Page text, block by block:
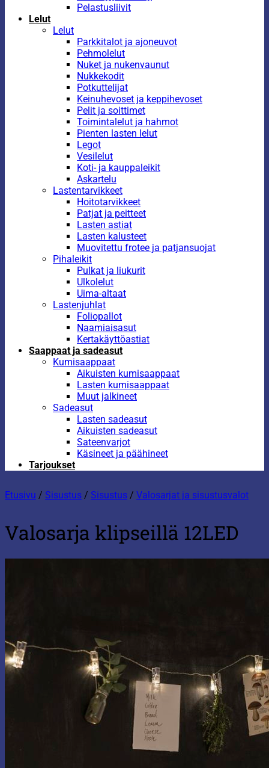
Pelastusliivit
Lelut
Lelut
Parkkitalot ja ajoneuvot
Pehmolelut
Nuket ja nukenvaunut
Nukkekodit
Potkuttelijat
Keinuhevoset ja keppihevoset
Pelit ja soittimet
Toimintalelut ja hahmot
Pienten lasten lelut
Legot
Vesilelut
Koti- ja kauppaleikit
Askartelu
Lastentarvikkeet
Hoitotarvikkeet
Patjat ja peitteet
Lasten astiat
Lasten kalusteet
Muovitettu frotee ja patjansuojat
Pihaleikit
Pulkat ja liukurit
Ulkolelut
Uima-altaat
Lastenjuhlat
Foliopallot
Naamiaisasut
Kertakäyttöastiat
Saappaat ja sadeasut
Kumisaappaat
Aikuisten kumisaappaat
Lasten kumisaappaat
Muut jalkineet
Sadeasut
Lasten sadeasut
Aikuisten sadeasut
Sateenvarjot
Käsineet ja päähineet
Tarjoukset
Etusivu / Sisustus / Sisustus / Valosarjat ja sisustusvalot
Valosarja klipseillä 12LED